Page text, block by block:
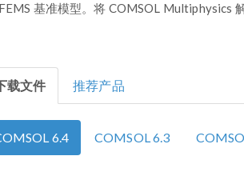
基准模型。将 COMSOL Multiphysics
载文件 推荐产品
6.4 COMSOL 6.3